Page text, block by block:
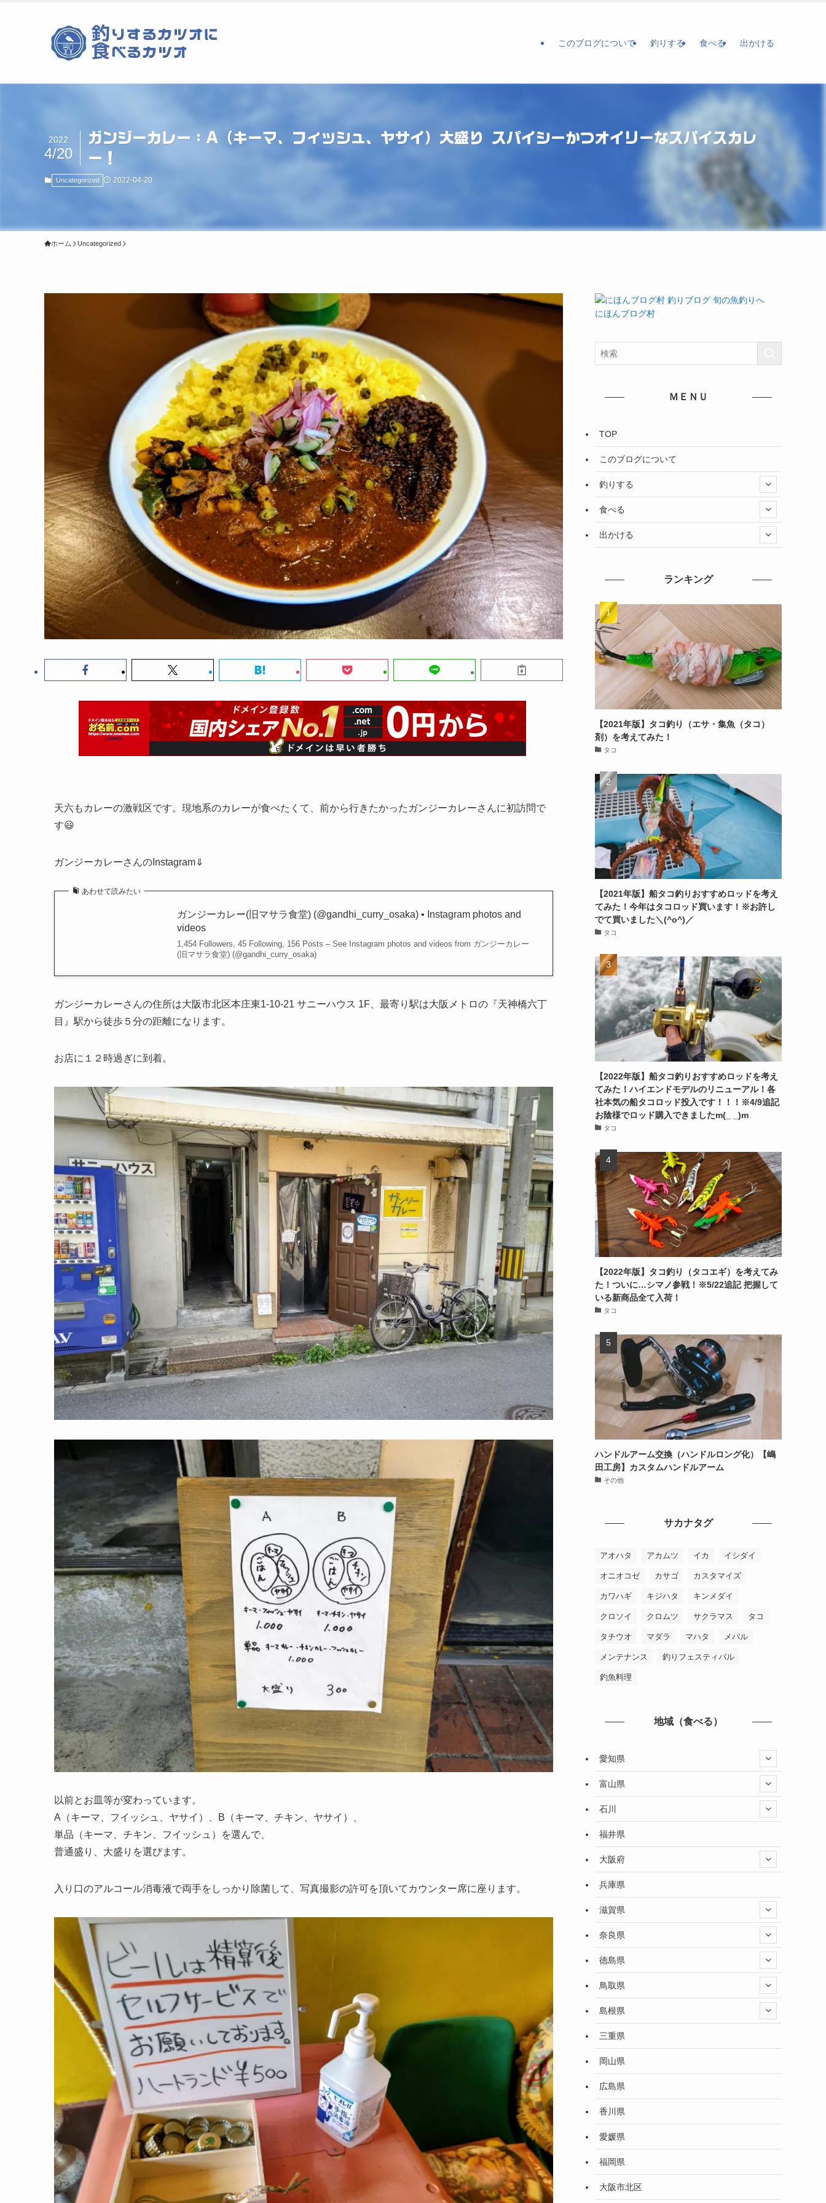
このブログについて 釣りする 食べる 出かける
ガンジーカレー：A（キーマ、フィッシュ、ヤサイ）大盛り スパイシーかつオイリーなスパイスカレ
ー！
2022
4/20
Uncategorized 2022-04-20
ホーム Uncategorized
天六もカレーの激戦区です。現地系のカレーが食べたくて、前から行きたかったガンジーカレーさんに初訪問で
す😃
ガンジーカレーさんのInstagram⇓
あわせて読みたい
ガンジーカレー(旧マサラ食堂) (@gandhi_curry_osaka) • Instagram photos and
videos
1,454 Followers, 45 Following, 156 Posts – See Instagram photos and videos from ガンジーカレー
(旧マサラ食堂) (@gandhi_curry_osaka)
ガンジーカレーさんの住所は大阪市北区本庄東1-10-21 サニーハウス 1F、最寄り駅は大阪メトロの『天神橋六丁
目』駅から徒歩５分の距離になります。
お店に１２時過ぎに到着。
以前とお皿等が変わっています。
A（キーマ、フイッシュ、ヤサイ）、B（キーマ、チキン、ヤサイ）、
単品（キーマ、チキン、フイッシュ）を選んで、
普通盛り、大盛りを選びます。
入り口のアルコール消毒液で両手をしっかり除菌して、写真撮影の許可を頂いてカウンター席に座ります。
にほんブログ村
ＭＥＮＵ
TOP
このブログについて
釣りする
食べる
出かける
ランキング
【2021年版】タコ釣り（エサ・集魚（タコ）
剤）を考えてみた！
タコ
【2021年版】船タコ釣りおすすめロッドを考え
てみた！今年はタコロッド買います！※お許し
でて買いました＼(^o^)／
タコ
【2022年版】船タコ釣りおすすめロッドを考え
てみた！ハイエンドモデルのリニューアル！各
社本気の船タコロッド投入です！！！※4/9追記
お陰様でロッド購入できましたm(_ _)m
タコ
【2022年版】タコ釣り（タコエギ）を考えてみ
た！ついに…シマノ参戦！※5/22追記 把握して
いる新商品全て入荷！
タコ
ハンドルアーム交換（ハンドルロング化）【嶋
田工房】カスタムハンドルアーム
その他
サカナタグ
アオハタ アカムツ イカ イシダイ
オニオコゼ カサゴ カスタマイズ
カワハギ キジハタ キンメダイ
クロソイ クロムツ サクラマス タコ
タチウオ マダラ マハタ メバル
メンテナンス 釣りフェスティバル
釣魚料理
地域（食べる）
愛知県
富山県
石川
福井県
大阪府
兵庫県
滋賀県
奈良県
徳島県
鳥取県
島根県
三重県
岡山県
広島県
香川県
愛媛県
福岡県
大阪市北区